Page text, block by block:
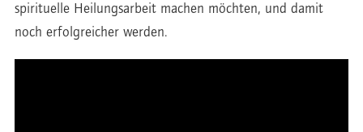
spirituelle Heilungsarbeit machen möchten, und damit
noch erfolgreicher werden.